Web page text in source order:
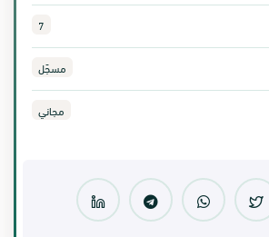
7
مسجّل
مجاني